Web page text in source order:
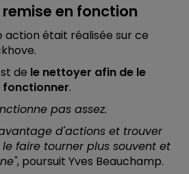
en fonction
action était réalisée sur ce
de le nettoyer afin de le
.
pas assez.
d'actions et trouver
faire tourner plus souvent et
, poursuit Yves Beauchamp.